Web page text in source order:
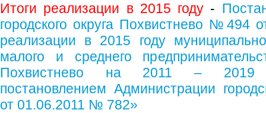
Итоги реализации в 2015 году -
городского округа Похвистнево №494
реализации в 2015 году
малого и среднего
Похвистнево на 2011 – 2019
постановлением Администрации
от 01.06.2011 № 782»